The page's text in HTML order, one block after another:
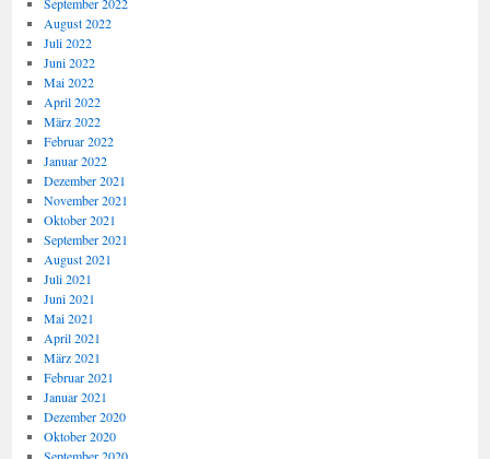
August 2022
Juli 2022
Juni 2022
Mai 2022
April 2022
März 2022
Februar 2022
Januar 2022
Dezember 2021
November 2021
Oktober 2021
September 2021
August 2021
Juli 2021
Juni 2021
Mai 2021
April 2021
März 2021
Februar 2021
Januar 2021
Dezember 2020
Oktober 2020
September 2020